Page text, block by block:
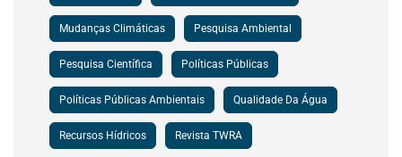
Mudanças Climáticas Pesquisa Ambiental
Pesquisa Científica Políticas Públicas
Políticas Públicas Ambientais Qualidade Da Água
Recursos Hídricos Revista TWRA